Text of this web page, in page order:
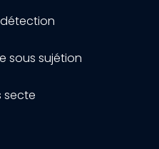
sous sujétion
secte